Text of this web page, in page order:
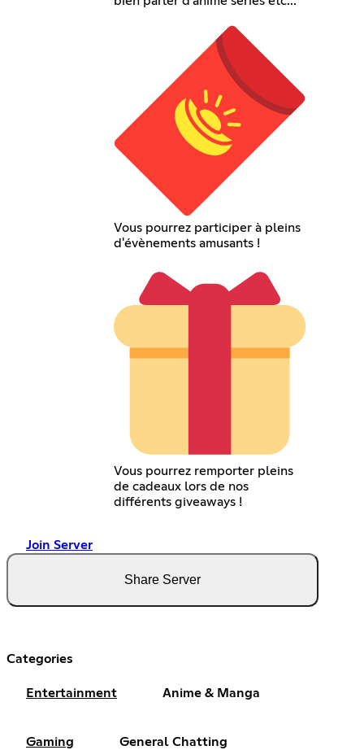
Vous pourrez participer à pleins
d'évènements amusants !
Vous pourrez remporter pleins
de cadeaux lors de nos
différents giveaways !
Join Server
Share Server
Categories
Entertainment Anime & Manga
Gaming General Chatting